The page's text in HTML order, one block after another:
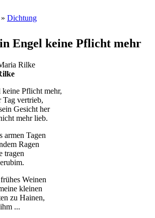
» Dichtung
Engel keine Pflicht mehr
Pflicht mehr,
Tag vertrieb,
Gesicht her
mehr lieb.
armen Tagen
Ragen
tragen
Weinen
kleinen
zu Hainen,
...